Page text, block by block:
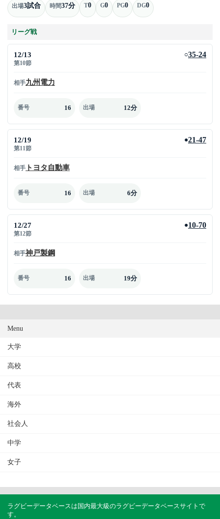
出場3試合 時間37分 T0 G0 PG0 DG0
リーグ戦
12/13
第10節
○35-24
相手九州電力
番号 16 出場 12分
12/19
第11節
●21-47
相手 トヨタ自動車
番号 16 出場 6分
12/27
第12節
●10-70
相手神戸製鋼
番号 16 出場 19分
Menu
大学
高校
代表
海外
社会人
中学
女子
ラグビーデータベースは国内最大級のラグビーデータベースサイトで
す。